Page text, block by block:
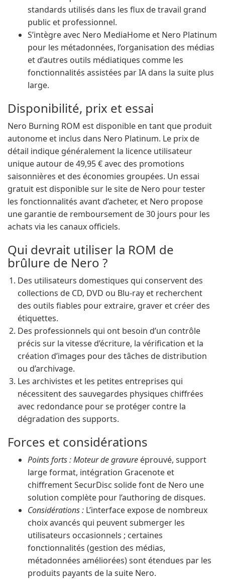
standards utilisés dans les flux de travail grand
public et professionnel.
S’intègre avec Nero MediaHome et Nero Platinum
pour les métadonnées, l’organisation des médias
et d’autres outils médiatiques comme les
fonctionnalités assistées par IA dans la suite plus
large.
Disponibilité, prix et essai
Nero Burning ROM est disponible en tant que produit
autonome et inclus dans Nero Platinum. Le prix de
détail indique généralement la licence utilisateur
unique autour de 49,95 € avec des promotions
saisonnières et des économies groupées. Un essai
gratuit est disponible sur le site de Nero pour tester
les fonctionnalités avant d’acheter, et Nero propose
une garantie de remboursement de 30 jours pour les
achats via les canaux officiels.
Qui devrait utiliser la ROM de
brûlure de Nero ?
Des utilisateurs domestiques qui conservent des
collections de CD, DVD ou Blu-ray et recherchent
des outils fiables pour extraire, graver et créer des
étiquettes.
Des professionnels qui ont besoin d’un contrôle
précis sur la vitesse d’écriture, la vérification et la
création d’images pour des tâches de distribution
ou d’archivage.
Les archivistes et les petites entreprises qui
nécessitent des sauvegardes physiques chiffrées
avec redondance pour se protéger contre la
dégradation des supports.
Forces et considérations
Points forts : Moteur de gravure éprouvé, support
large format, intégration Gracenote et
chiffrement SecurDisc solide font de Nero une
solution complète pour l’authoring de disques.
Considérations : L’interface expose de nombreux
choix avancés qui peuvent submerger les
utilisateurs occasionnels ; certaines
fonctionnalités (gestion des médias,
métadonnées améliorées) sont étendues par les
produits payants de la suite Nero.